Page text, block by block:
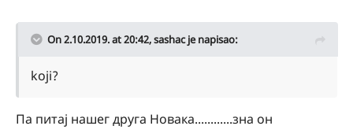
On 2.10.2019. at 20:42,sashacje napisao:
koji?
Па питај нашег друга Новака............зна он